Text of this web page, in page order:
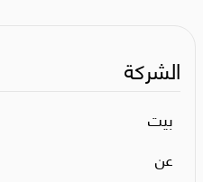
الشركة
بيت
عن